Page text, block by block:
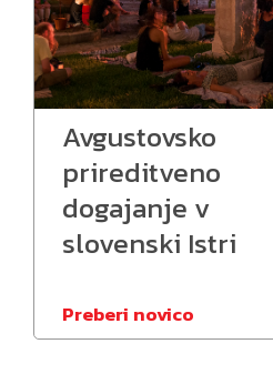
Avgustovsko
prireditveno
dogajanje v
slovenski Istri
Preberi novico